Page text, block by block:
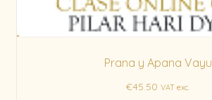
Prana y Apana Vayu
€45.50 VAT exc.